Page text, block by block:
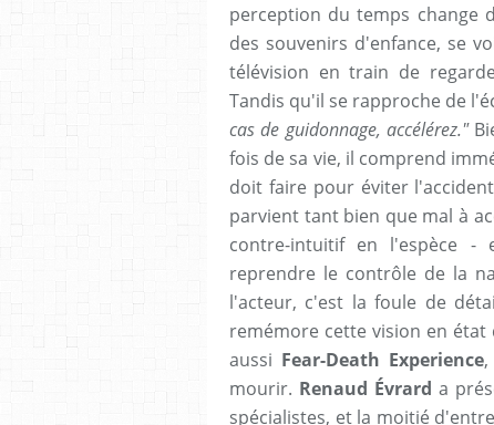
perception du temps change
des souvenirs d'enfance, se
télévision en train de
Tandis qu'il se rapproche de
cas de guidonnage, accélérez."
fois de sa vie, il comprend
doit faire pour éviter
parvient tant bien que mal à
contre-intuitif en l'espèce
reprendre le contrôle de la
l'acteur, c'est la foule de
remémore cette vision en état
aussi Fear-Death Experience
mourir. Renaud Évrard a
spécialistes, et la moitié